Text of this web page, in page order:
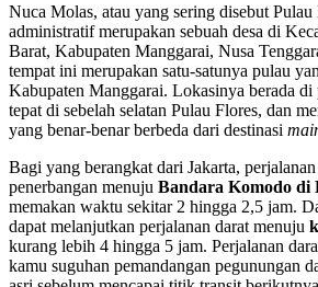
Nuca Molas, atau yang sering disebut Pulau
administratif merupakan sebuah desa di
Barat, Kabupaten Manggarai, Nusa
tempat ini merupakan satu-satunya pulau
Kabupaten Manggarai. Lokasinya berada di
tepat di sebelah selatan Pulau Flores, dan
yang benar-benar berbeda dari destinasi
Bagi yang berangkat dari Jakarta,
penerbangan menuju Bandara Komodo di
memakan waktu sekitar 2 hingga 2,5 jam.
dapat melanjutkan perjalanan darat menuju
kurang lebih 4 hingga 5 jam. Perjalanan
kamu suguhan pemandangan pegunungan